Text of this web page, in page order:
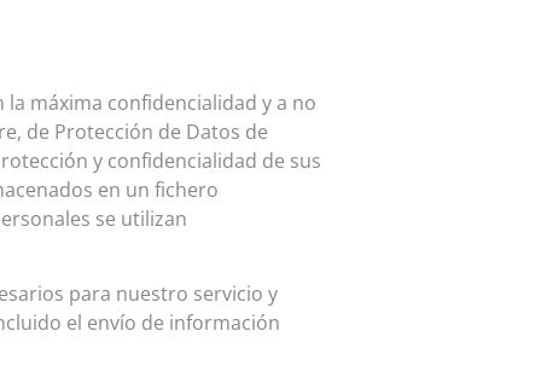
máxima confidencialidad y a no
de Protección de Datos de
y confidencialidad de sus
en un fichero
se utilizan
para nuestro servicio y
el envío de información